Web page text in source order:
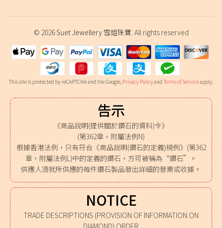
© 2026Suet Jewellery 雪姐珠寶. All rights reserved
This site is protected by reCAPTCHA and the Google, Privacy Policyand Terms of Serviceapply.
告示
《商品說明(提供關於鑽石的資料)令》
(第362章，附屬法例N)
根據香港法例，只有符合《商品說明(鑽石的定義)規例》(第362
章，附屬法例L)中的定義的鑽石，方可被稱為“鑽石”。
供應人須就所供應的每件鑽石製品發出詳細的發票或收據。
NOTICE
TRADE DESCRIPTIONS (PROVISION OF INFORMATION ON
DIAMOND) ORDER